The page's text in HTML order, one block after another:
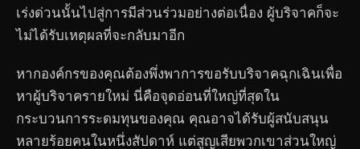
เร่งด่วนนั้นไปสู่การมีส่วนร่วมอย่างต่อเนื่อง ผู้บริจาคก็จะ
ไม่ได้รับเหตุผลที่จะกลับมาอีก
หากองค์กรของคุณต้องพึ่งพาการขอรับบริจาคฉุกเฉินเพื่อ
หาผู้บริจาครายใหม่ นี่คือจุดอ่อนที่ใหญ่ที่สุดใน
กระบวนการระดมทุนของคุณ คุณอาจได้รับผู้สนับสนุน
หลายร้อยคนในหนึ่งสัปดาห์ แต่สูญเสียพวกเขาส่วนใหญ่